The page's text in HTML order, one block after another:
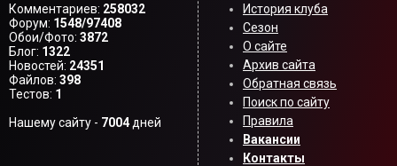
Комментариев: 258032
Форум: 1548/97408
Обои/Фото: 3872
Блог: 1322
Новостей: 24351
Файлов: 398
Тестов: 1
Нашему сайту - 7004 дней
История клуба
Сезон
О сайте
Архив сайта
Обратная связь
Поиск по сайту
Правила
Вакансии
Контакты